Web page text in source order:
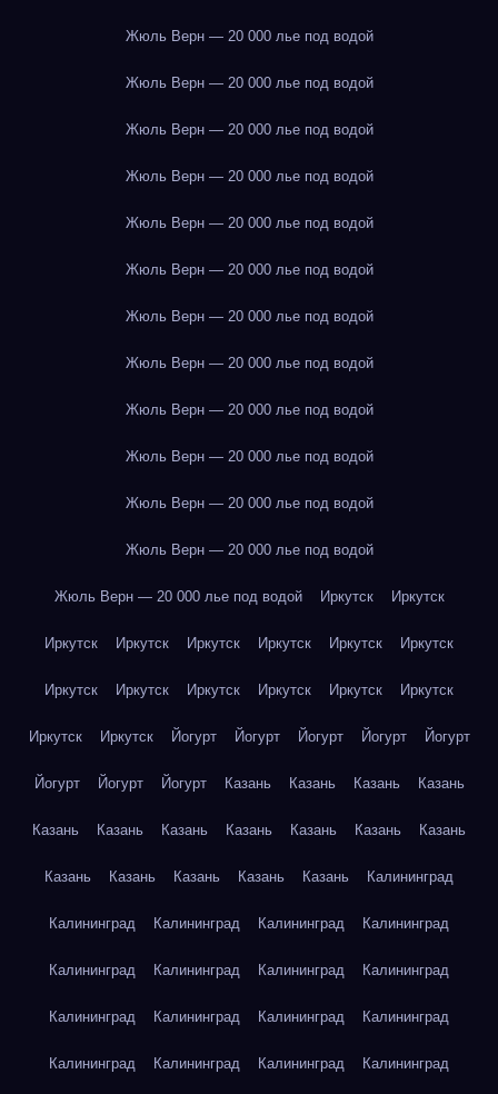
Жюль Верн — 20 000 лье под водой
Жюль Верн — 20 000 лье под водой
Жюль Верн — 20 000 лье под водой
Жюль Верн — 20 000 лье под водой
Жюль Верн — 20 000 лье под водой
Жюль Верн — 20 000 лье под водой
Жюль Верн — 20 000 лье под водой
Жюль Верн — 20 000 лье под водой
Жюль Верн — 20 000 лье под водой
Жюль Верн — 20 000 лье под водой
Жюль Верн — 20 000 лье под водой
Жюль Верн — 20 000 лье под водой
Жюль Верн — 20 000 лье под водой Иркутск Иркутск
Иркутск Иркутск Иркутск Иркутск Иркутск Иркутск
Иркутск Иркутск Иркутск Иркутск Иркутск Иркутск
Иркутск Иркутск Йогурт Йогурт Йогурт Йогурт Йогурт
Йогурт Йогурт Йогурт Казань Казань Казань Казань
Казань Казань Казань Казань Казань Казань Казань
Казань Казань Казань Казань Казань Калининград
Калининград Калининград Калининград Калининград
Калининград Калининград Калининград Калининград
Калининград Калининград Калининград Калининград
Калининград Калининград Калининград Калининград